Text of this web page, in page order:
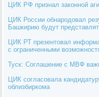
ЦИК РФ признал законной
ЦИК России обнародовал
Башкирию будут
ЦИК РТ презентовал
с ограниченными
Туск: Соглашение с МВФ
ЦИК согласовала
облизбиркома